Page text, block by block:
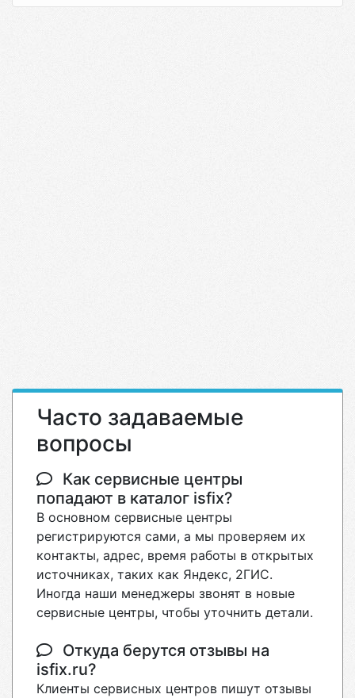
Часто задаваемые
вопросы
Как сервисные центры
попадают в каталог isfix?
В основном сервисные центры
регистрируются сами, а мы проверяем их
контакты, адрес, время работы в открытых
источниках, таких как Яндекс, 2ГИС.
Иногда наши менеджеры звонят в новые
сервисные центры, чтобы уточнить детали.
Откуда берутся отзывы на
isfix.ru?
Клиенты сервисных центров пишут отзывы